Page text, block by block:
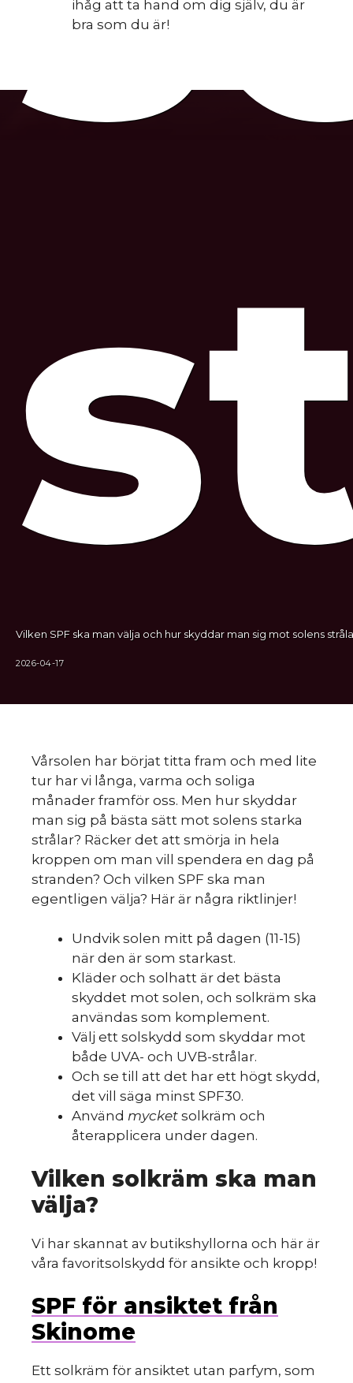
ihåg att ta hand om dig själv, du är
bra som du är!
Vilken SPF ska man välja och hur skyddar man sig mot solens
2026-04-17
Vårsolen har börjat titta fram och med lite
tur har vi långa, varma och soliga
månader framför oss. Men hur skyddar
man sig på bästa sätt mot solens starka
strålar? Räcker det att smörja in hela
kroppen om man vill spendera en dag på
stranden? Och vilken SPF ska man
egentligen välja? Här är några riktlinjer!
Undvik solen mitt på dagen (11-15)
när den är som starkast.
Kläder och solhatt är det bästa
skyddet mot solen, och solkräm ska
användas som komplement.
Välj ett solskydd som skyddar mot
både UVA- och UVB-strålar.
Och se till att det har ett högt skydd,
det vill säga minst SPF30.
Använd mycket solkräm och
återapplicera under dagen.
Vilken solkräm ska man
välja?
Vi har skannat av butikshyllorna och här är
våra favoritsolskydd för ansikte och kropp!
SPF för ansiktet från
Skinome
Ett solkräm för ansiktet utan parfym, som